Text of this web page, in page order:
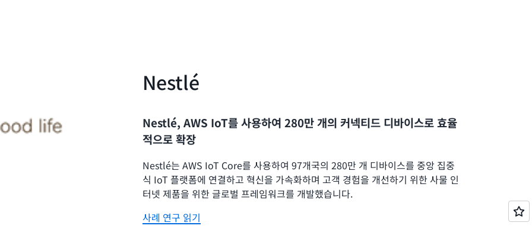
Nestlé
Nestlé, AWS IoT를 사용하여 280만 개의 커넥티드 디바이스로 효율
적으로 확장
Nestlé는 AWS IoT Core를 사용하여 97개국의 280만 개 디바이스를 중앙 집중
식 IoT 플랫폼에 연결하고 혁신을 가속화하며 고객 경험을 개선하기 위한 사물 인
터넷 제품을 위한 글로벌 프레임워크를 개발했습니다.
사례 연구 읽기